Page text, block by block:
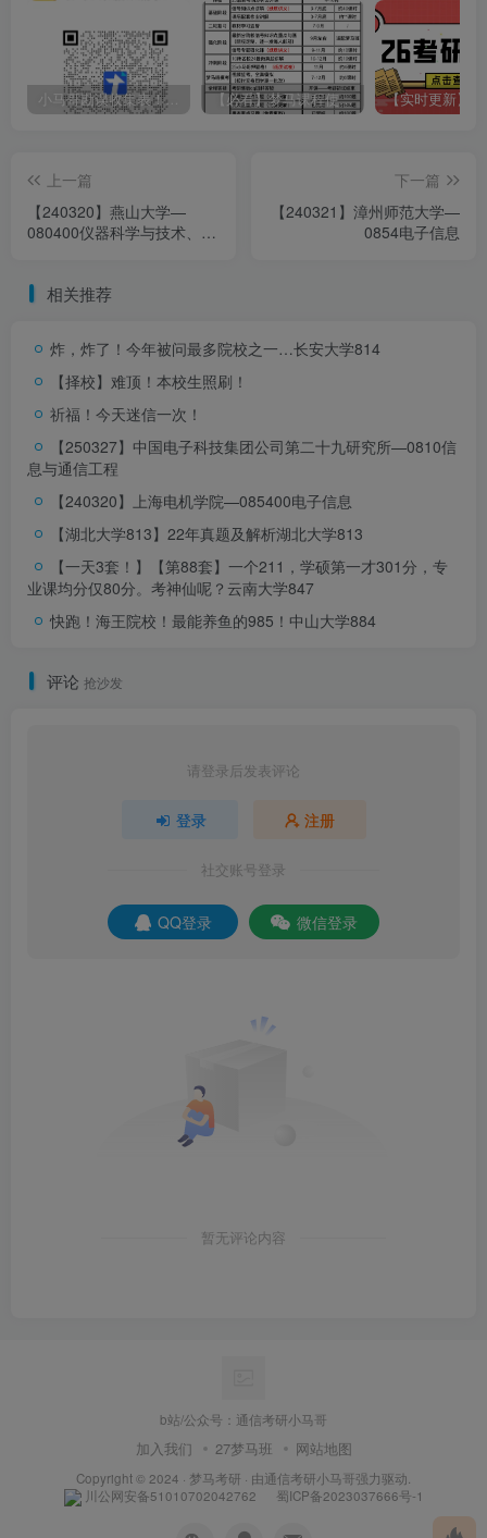
小马哥勘误收集表！感谢您的支持！ 【必看】梦马课程使用方法！
上一篇
【240320】燕山大学—
080400仪器科学与技术、
智能
下一篇
【240321】漳州师范大学—
0854电子信息
相关推荐
炸，炸了！今年被问最多院校之一…长安大学814
【择校】难顶！本校生照刷！
祈福！今天迷信一次！
【250327】中国电子科技集团公司第二十九研究所—0810信
息与通信工程
【240320】上海电机学院—085400电子信息
【湖北大学813】22年真题及解析湖北大学813
【一天3套！】【第88套】一个211，学硕第一才301分，专
业课均分仅80分。考神仙呢？ 云南大学847
快跑！海王院校！最能养鱼的985！ 中山大学884
评论 抢沙发
请登录后发表评论
登录 注册
社交账号登录
QQ登录 微信登录
暂无评论内容
b站/公众号：通信考研小马哥
加入我们 27梦马班 网站地图
Copyright © 2024 · 梦马考研 · 由通信考研小马哥强力驱动.
川公网安备51010702042762
蜀ICP备2023037666号-1